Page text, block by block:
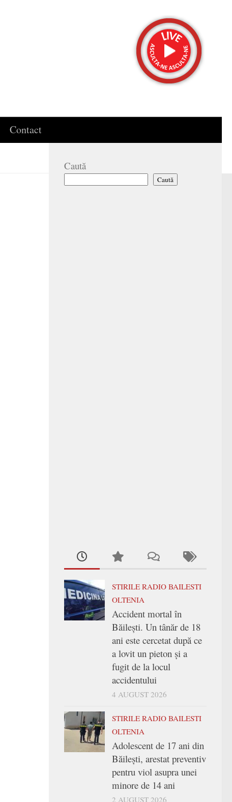
Contact
Caută
Caută
STIRILE RADIO BAILESTI
OLTENIA
Accident mortal în
Băilești. Un tânăr de 18
ani este cercetat după ce
a lovit un pieton și a
fugit de la locul
accidentului
4 AUGUST 2026
STIRILE RADIO BAILESTI
OLTENIA
Adolescent de 17 ani din
Băilești, arestat preventiv
pentru viol asupra unei
minore de 14 ani
2 AUGUST 2026